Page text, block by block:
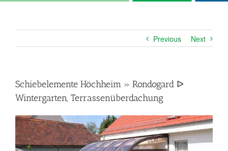
Previous Next
Schiebelemente Höchheim » Rondogard ᐅ
Wintergarten, Terrassenüberdachung